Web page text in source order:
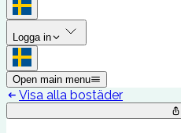
Logga in
Open main menu
Visa alla bostäder